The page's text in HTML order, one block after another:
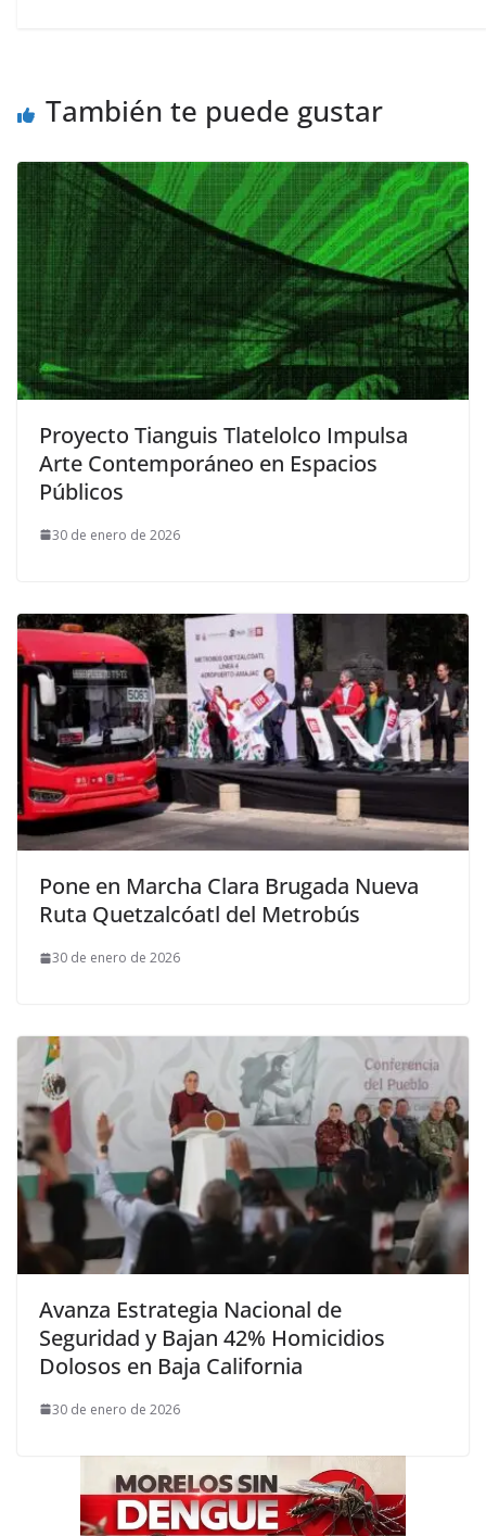
También te puede gustar
Proyecto Tianguis Tlatelolco Impulsa
Arte Contemporáneo en Espacios
Públicos
30 de enero de 2026
Pone en Marcha Clara Brugada Nueva
Ruta Quetzalcóatl del Metrobús
30 de enero de 2026
Avanza Estrategia Nacional de
Seguridad y Bajan 42% Homicidios
Dolosos en Baja California
30 de enero de 2026